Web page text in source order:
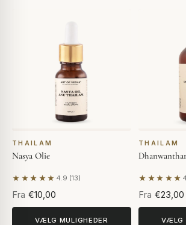
THAILAM
Nasya Olie
★★★★★ 4.9 (13)
Baseret på 13 anmeldelser
Fra €10,00
VÆLG MULIGHEDER
THAILAM
★★★★★
Baseret
Fra €23,00
VÆLG